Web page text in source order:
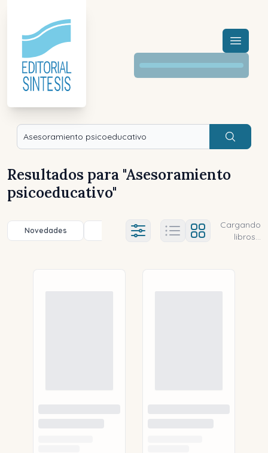
Menú
Buscar
Resultados para "Asesoramiento
psicoeducativo"
Novedades Título (a-z) Título (z-a)
Ajustes abierto
Cargando
libros...